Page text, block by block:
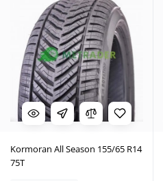
Kormoran All Season 155/65 R14
75T